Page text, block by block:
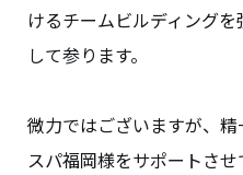
けるチームビルディング
して参ります。
微力ではございますが、
スパ福岡様をサポートさ